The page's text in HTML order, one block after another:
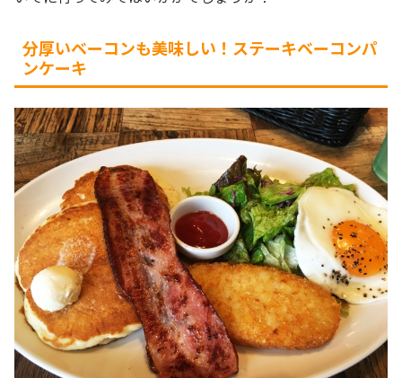
分厚いベーコンも美味しい！ステーキベーコンパ
ンケーキ